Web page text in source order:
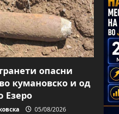
опасни
кумановско и од
Езеро
05/08/2026